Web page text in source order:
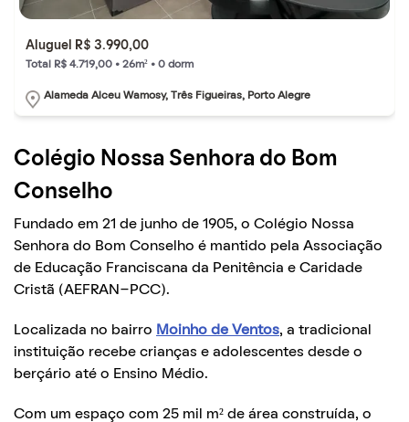
Aluguel R$ 3.990,00
Total R$ 4.719,00 • 26m² • 0 dorm
Alameda Alceu Wamosy, Três Figueiras, Porto Alegre
Colégio Nossa Senhora do Bom
Conselho
Fundado em 21 de junho de 1905, o Colégio Nossa
Senhora do Bom Conselho é mantido pela Associação
de Educação Franciscana da Penitência e Caridade
Cristã (AEFRAN-PCC).
Localizada no bairro Moinho de Ventos, a tradicional
instituição recebe crianças e adolescentes desde o
berçário até o Ensino Médio.
Com um espaço com 25 mil m² de área construída, o